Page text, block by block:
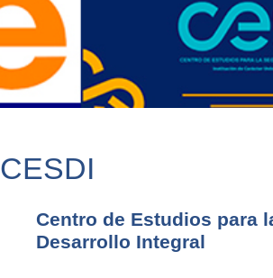
CESDI
Centro de Estudios para
Desarrollo Integral